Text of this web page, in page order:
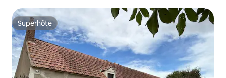
Superhôte
Superhôte